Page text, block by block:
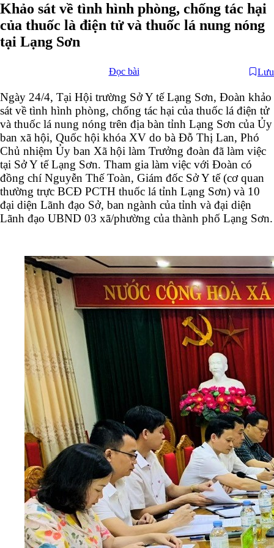
Khảo sát về tình hình phòng, chống tác hại
của thuốc là điện tử và thuốc lá nung nóng
tại Lạng Sơn
Đọc bài Lưu
Ngày 24/4, Tại Hội trường Sở Y tế Lạng Sơn, Đoàn khảo
sát về tình hình phòng, chống tác hại của thuốc lá điện tử
và thuốc lá nung nóng trên địa bàn tỉnh Lạng Sơn của Ủy
ban xã hội, Quốc hội khóa XV do bà Đỗ Thị Lan, Phó
Chủ nhiệm Ủy ban Xã hội làm Trưởng đoàn đã làm việc
tại Sở Y tế Lạng Sơn. Tham gia làm việc với Đoàn có
đồng chí Nguyễn Thế Toàn, Giám đốc Sở Y tế (cơ quan
thường trực BCĐ PCTH thuốc lá tỉnh Lạng Sơn) và 10
đại diện Lãnh đạo Sở, ban ngành của tỉnh và đại diện
Lãnh đạo UBND 03 xã/phường của thành phố Lạng Sơn.